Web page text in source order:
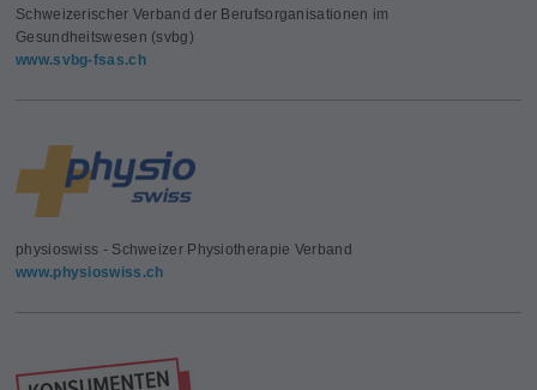
Schweizerischer Verband der Berufsorganisationen im
Gesundheitswesen (svbg)
www.svbg-fsas.ch
physioswiss - Schweizer Physiotherapie Verband
www.physioswiss.ch